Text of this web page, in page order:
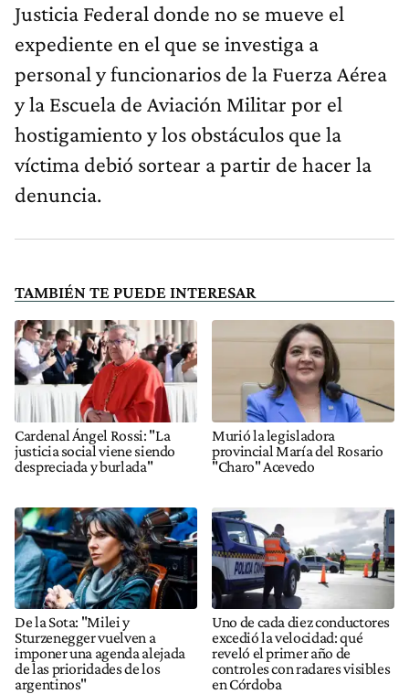
Justicia Federal donde no se mueve el
expediente en el que se investiga a
personal y funcionarios de la Fuerza Aérea
y la Escuela de Aviación Militar por el
hostigamiento y los obstáculos que la
víctima debió sortear a partir de hacer la
denuncia.
TAMBIÉN TE PUEDE INTERESAR
Cardenal Ángel Rossi: "La
justicia social viene siendo
despreciada y burlada"
Murió la legisladora
provincial María del Rosario
"Charo" Acevedo
De la Sota: "Milei y
Sturzenegger vuelven a
imponer una agenda alejada
de las prioridades de los
argentinos"
Uno de cada diez conductores
excedió la velocidad: qué
reveló el primer año de
controles con radares visibles
en Córdoba